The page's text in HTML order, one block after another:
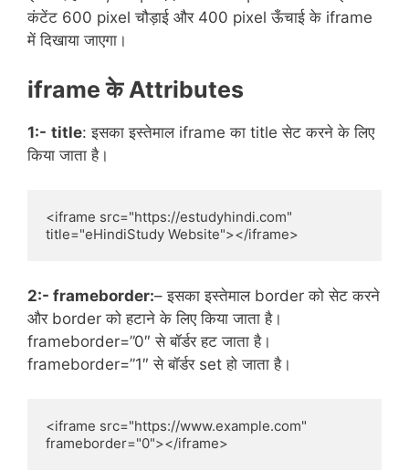
कंटेंट 600 pixel चौड़ाई और 400 pixel ऊँचाई के iframe
में दिखाया जाएगा।
iframe के Attributes
1:- title: इसका इस्तेमाल iframe का title सेट करने के लिए
किया जाता है।
<iframe src="https://estudyhindi.com"
title="eHindiStudy Website"></iframe>
2:- frameborder:– इसका इस्तेमाल border को सेट करने
और border को हटाने के लिए किया जाता है।
frameborder=”0″ से बॉर्डर हट जाता है।
frameborder=”1″ से बॉर्डर set हो जाता है।
<iframe src="https://www.example.com"
frameborder="0"></iframe>